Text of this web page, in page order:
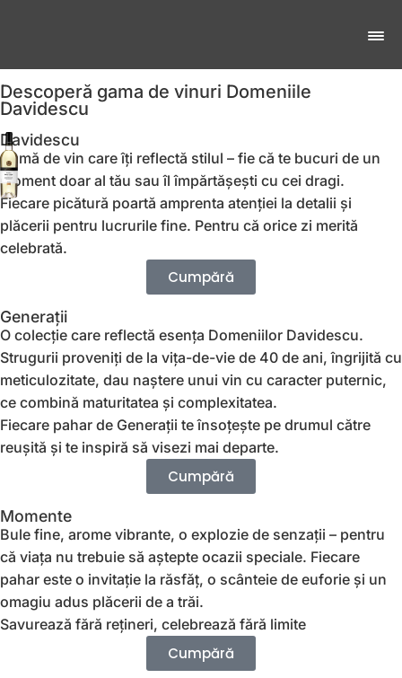
Descoperă gama de vinuri Domeniile
Davidescu
Davidescu
Gamă de vin care îți reflectă stilul – fie că te bucuri de un
moment doar al tău sau îl împărtășești cu cei dragi.
Fiecare picătură poartă amprenta atenției la detalii și
plăcerii pentru lucrurile fine. Pentru că orice zi merită
celebrată.
Cumpără
Generații
O colecție care reflectă esența Domeniilor Davidescu.
Strugurii proveniți de la vița-de-vie de 40 de ani, îngrijită cu
meticulozitate, dau naștere unui vin cu caracter puternic,
ce combină maturitatea și complexitatea.
Fiecare pahar de Generații te însoțește pe drumul către
reușită și te inspiră să visezi mai departe.
Cumpără
Momente
Bule fine, arome vibrante, o explozie de senzații – pentru
că viața nu trebuie să aștepte ocazii speciale. Fiecare
pahar este o invitație la răsfăț, o scânteie de euforie și un
omagiu adus plăcerii de a trăi.
Savurează fără rețineri, celebrează fără limite
Cumpără